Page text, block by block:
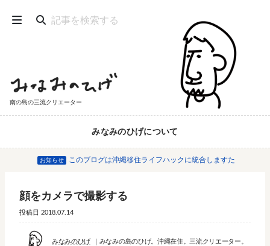
南の島の三流クリエーター
みなみのひげについて
お知らせ このブログは沖縄移住ライフハックに統合しますた
顔をカメラで撮影する
投稿日 2018.07.14
みなみのひげ みなみの島のひげ。沖縄在住。三流クリエーター。